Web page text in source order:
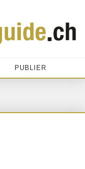
PUBLIER